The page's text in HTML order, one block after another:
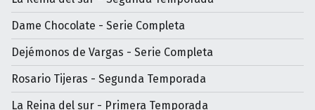
Dame Chocolate - Serie Completa
Dejémonos de Vargas - Serie Completa
Rosario Tijeras - Segunda Temporada
La Reina del sur - Primera Temporada